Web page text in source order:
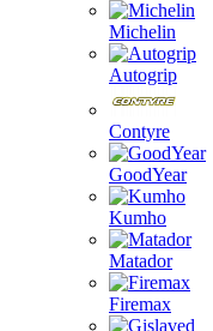
Michelin
Autogrip
Contyre
GoodYear
Kumho
Matador
Firemax